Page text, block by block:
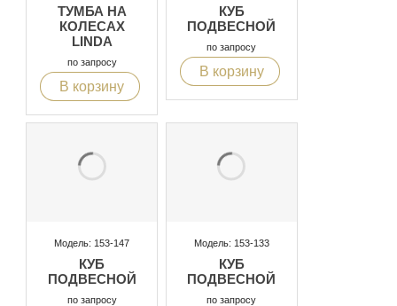
ТУМБА НА
КОЛЕСАХ
LINDA
по запросу
В корзину
КУБ
ПОДВЕСНОЙ
по запросу
В корзину
Модель: 153-147
КУБ
ПОДВЕСНОЙ
по запросу
Модель: 153-133
КУБ
ПОДВЕСНОЙ
по запросу